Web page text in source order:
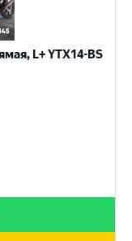
L+ YTX14-BS